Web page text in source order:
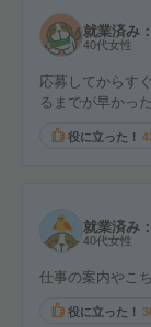
就業済み
40代女性
応募してからす
るまでが早かっ
役に立った！
就業済み
40代女性
仕事の案内やこ
役に立った！